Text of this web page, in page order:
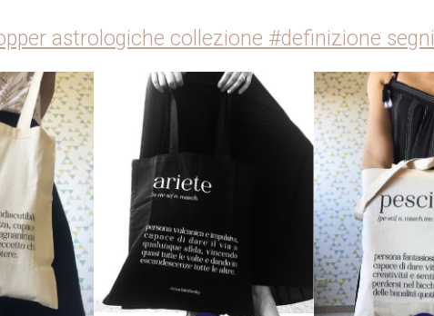
astrologiche collezione #definizione segni